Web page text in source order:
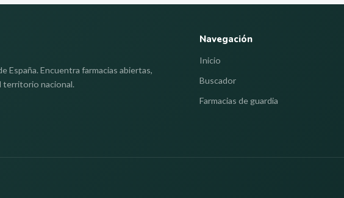
España. Encuentra farmacias abiertas,
territorio nacional.
Navegación
Inicio
Buscador
Farmacias de guardia